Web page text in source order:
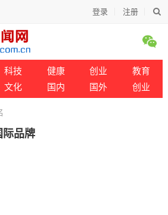
登录 注册
科技 健康 创业
教育
文化 国内 国外 创业
际品牌